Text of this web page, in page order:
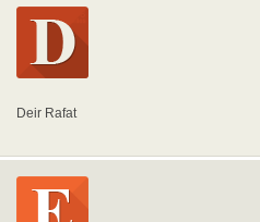
Deir Rafat